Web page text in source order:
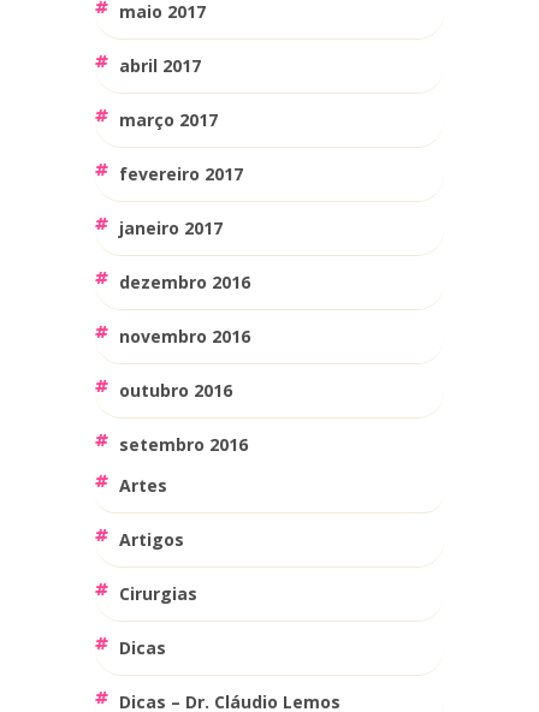
maio 2017
abril 2017
março 2017
fevereiro 2017
janeiro 2017
dezembro 2016
novembro 2016
outubro 2016
setembro 2016
Artes
Artigos
Cirurgias
Dicas
Dicas – Dr. Cláudio Lemos